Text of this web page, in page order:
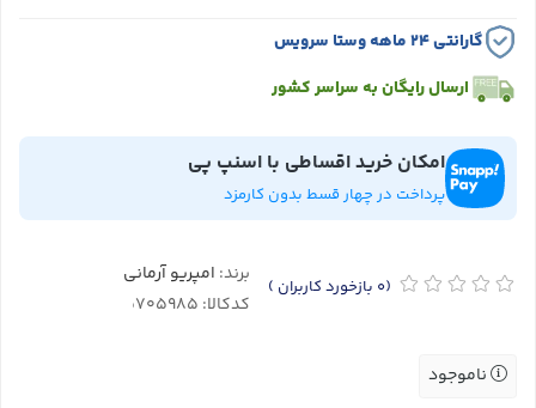
گارانتی ۲۴ ماهه وستا سرویس
ارسال رایگان به سراسر کشور
امکان خرید اقساطی با اسنپ پی
پرداخت در چهار قسط بدون کارمزد
(0 بازخورد کاربران ) برند: امپریو آرمانی
کدکالا:
ناموجود